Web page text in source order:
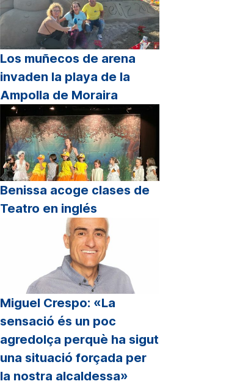
Los muñecos de arena
invaden la playa de la
Ampolla de Moraira
Benissa acoge clases de
Teatro en inglés
Miguel Crespo: «La
sensació és un poc
agredolça perquè ha sigut
una situació forçada per
la nostra alcaldessa»